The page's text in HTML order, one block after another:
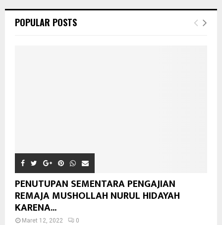
POPULAR POSTS
PENUTUPAN SEMENTARA PENGAJIAN
REMAJA MUSHOLLAH NURUL HIDAYAH
KARENA...
Maret 12, 2022 0